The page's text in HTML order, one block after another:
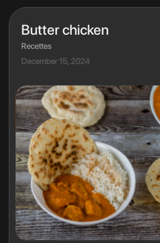
Butter chicken
Recettes
December 15, 2024